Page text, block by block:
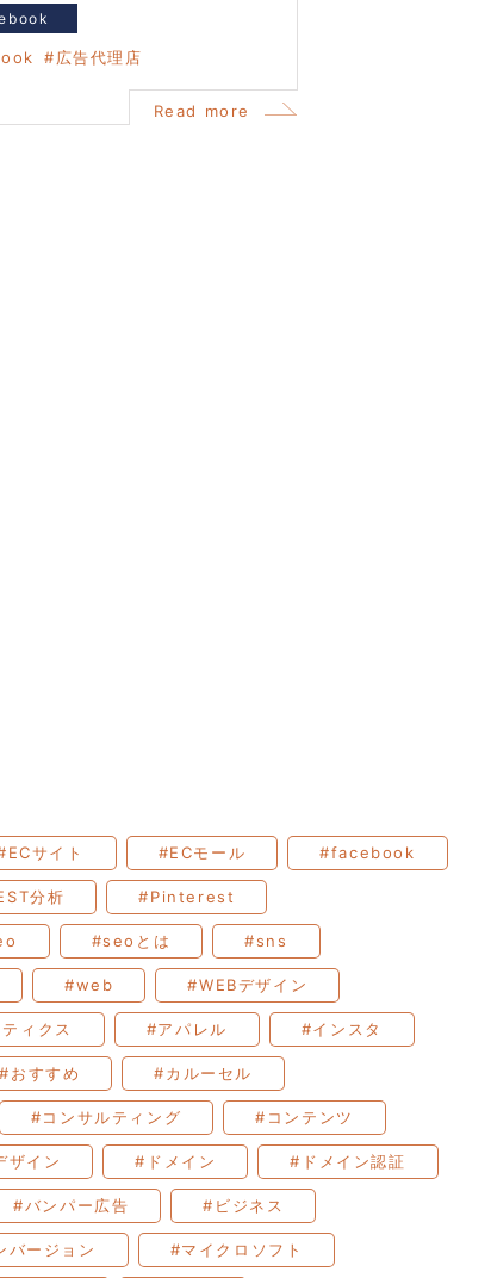
広告代理店
Read more
サイト #ECモール #facebook
分析 #Pinterest
#seoとは #sns
#web #WEBデザイン
ィクス #アパレル #インスタ
#おすすめ #カルーセル
#コンサルティング #コンテンツ
ザイン #ドメイン #ドメイン認証
#バンパー広告 #ビジネス
バージョン #マイクロソフト